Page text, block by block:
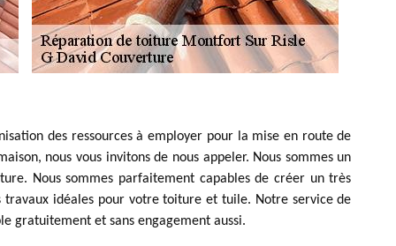
des ressources à employer pour la mise en route de
nous vous invitons de nous appeler. Nous sommes un
Nous sommes parfaitement capables de créer un très
idéales pour votre toiture et tuile. Notre service de
gratuitement et sans engagement aussi.